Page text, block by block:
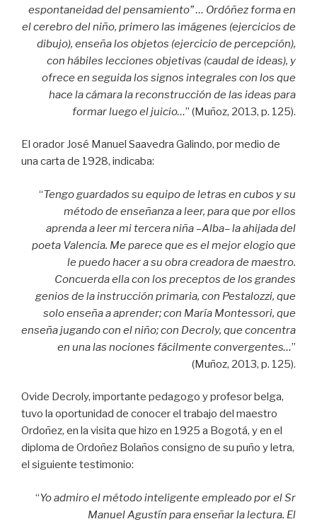
espontaneidad del pensamiento” … Ordóñez forma en
el cerebro del niño, primero las imágenes (ejercicios de
dibujo), enseña los objetos (ejercicio de percepción),
con hábiles lecciones objetivas (caudal de ideas), y
ofrece en seguida los signos integrales con los que
hace la cámara la reconstrucción de las ideas para
formar luego el juicio…” (Muñoz, 2013, p. 125).
El orador José Manuel Saavedra Galindo, por medio de
una carta de 1928, indicaba:
“Tengo guardados su equipo de letras en cubos y su
método de enseñanzaa leer, para que por ellos
aprenda a leer mi tercera niña –Alba– la ahijadadel
poeta Valencia. Me parece que es el mejor elogio que
le puedo hacera su obra creadora de maestro.
Concuerda ella con los preceptos de los grandes
genios de la instrucción primaria, con Pestalozzi, que
solo enseñaa aprender; con María Montessori, que
enseña jugando con el niño; con Decroly, que concentra
en una las nociones fácilmente convergentes…”
(Muñoz, 2013, p. 125).
Ovide Decroly, importante pedagogo y profesor belga,
tuvo la oportunidad de conocer el trabajo del maestro
Ordoñez, en la visita que hizo en 1925 a Bogotá, y en el
diploma de Ordoñez Bolaños consigno de su puño y letra,
el siguiente testimonio:
“Yo admiro el método inteligente empleado por el Sr
Manuel Agustín para enseñar la lectura. El